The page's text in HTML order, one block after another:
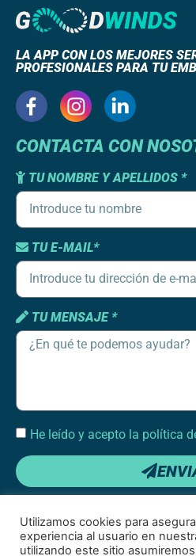
LA APP CON LOS MEJORES
PROFESIONALES PARA TU
CONTACTA CON
TU NOMBRE Y APELLIDOS *
TU E-MAIL*
TU MENSAJE *
He leído y acepto la política
Utilizamos cookies para
experiencia al usuario en
utilizando este sitio